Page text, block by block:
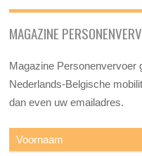
MAGAZINE
Magazine Personenvervoer
Nederlands-Belgische
dan even uw emailadres.